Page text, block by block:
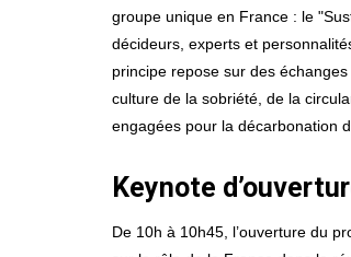
groupe unique en France : le
décideurs, experts et
principe repose sur des
culture de la sobriété, de la
engagées pour la décarbonation
Keynote
De 10h à 10h45, l’ouverture du